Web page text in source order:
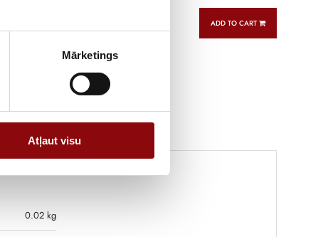
Mārketings
Atļaut visu
ADD TO CART
0.02 kg